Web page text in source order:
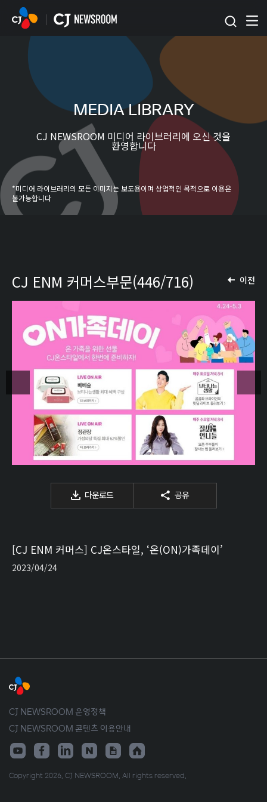
본문 바로가기
MEDIA LIBRARY
CJ NEWSROOM 미디어 라이브러리에 오신 것을
환영합니다
*미디어 라이브러리의 모든 이미지는 보도용이며 상업적인 목적으로 이용은
불가능합니다
이전
CJ ENM 커머스부문(446/716)
다운로드 공유
[CJ ENM 커머스] CJ온스타일, ‘온(ON)가족데이’
2023/04/24
CJ NEWSROOM 운영정책
CJ NEWSROOM 콘텐츠 이용안내
Copyright 2026. CJ NEWSROOM. All rights reserved.